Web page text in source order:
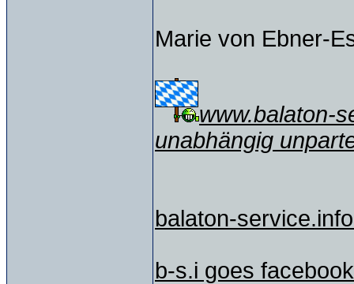
Marie von Ebner-
www.balaton-
unabhängig
balaton-
b-s.i goes facebook